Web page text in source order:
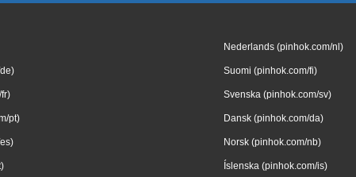
pt)
Nederlands (pinhok.com/nl)
Suomi (pinhok.com/fi)
Svenska (pinhok.com/sv)
Dansk (pinhok.com/da)
Norsk (pinhok.com/nb)
Íslenska (pinhok.com/is)